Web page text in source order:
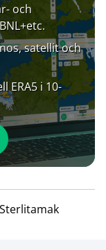
och
satellit och
ERA5 i 10-
Sterlitamak